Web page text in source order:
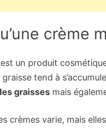
crème
est un produit
tend à
graisses mais
crèmes varie, mais